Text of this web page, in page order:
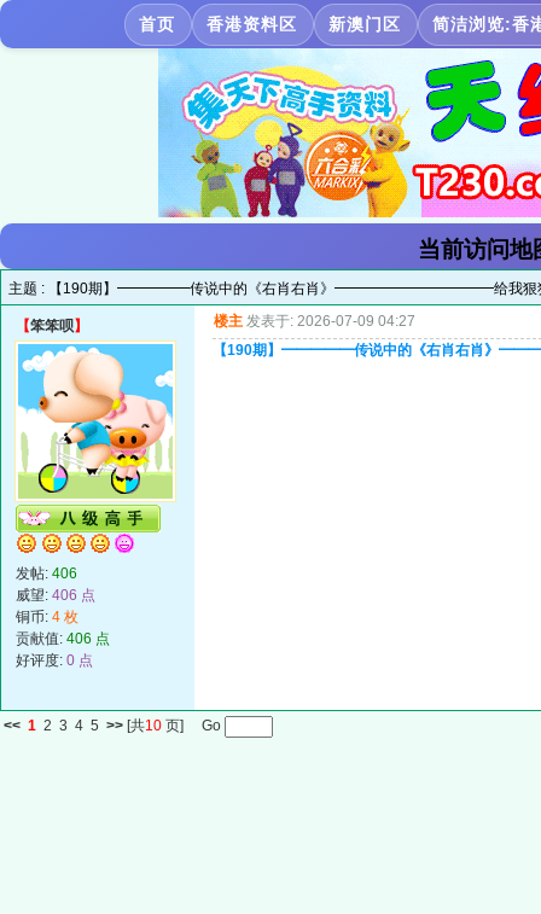
首页 香港资料区 新澳门区 简洁浏览:香
当前访问地
主题 : 【190期】━━━━━传说中的《右肖右肖》━━━━━━━━━━━给我狠
【笨笨呗】
发帖: 406
威望: 406 点
铜币: 4 枚
贡献值: 406 点
好评度: 0 点
楼主 发表于: 2026-07-09 04:27
【190期】━━━━━传说中的《右肖右肖》
<< 1 2 3 4 5 >> [共10 页] Go